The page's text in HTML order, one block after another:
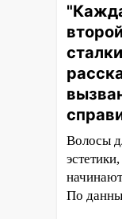
в
15:27
15:08
14:40
Волосы
По